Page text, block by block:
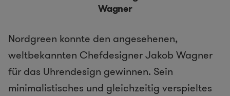
Wagner
Nordgreen konnte den angesehenen,
weltbekannten Chefdesigner Jakob Wagner
für das Uhrendesign gewinnen. Sein
minimalistisches und gleichzeitig verspieltes